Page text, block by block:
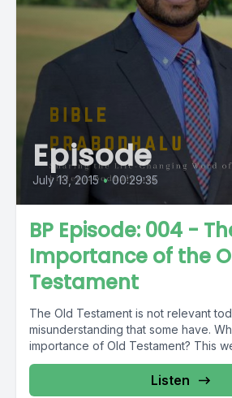
Episode
July 13, 2015 • 00:29:35
BP Episode: 004 -
Importance of the
Testament
The Old Testament is not relevant
misunderstanding that some have.
importance of Old Testament? This
Listen